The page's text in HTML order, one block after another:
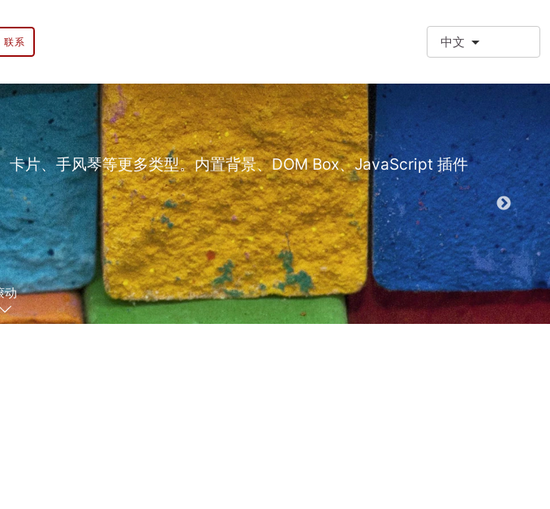
联系 中文
片、手风琴等更多类型。内置背景、DOM Box、JavaScript 插件
❗额外
额外段落类
演示 EPT
动